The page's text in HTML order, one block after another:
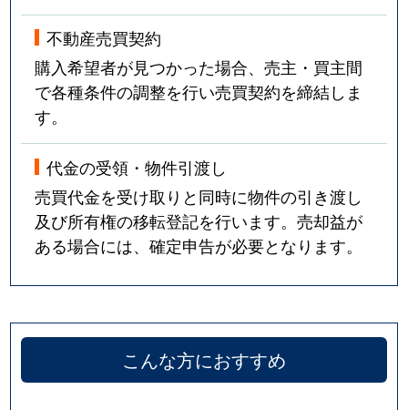
不動産売買契約
購入希望者が見つかった場合、売主・買主間
で各種条件の調整を行い売買契約を締結しま
す。
代金の受領・物件引渡し
売買代金を受け取りと同時に物件の引き渡し
及び所有権の移転登記を行います。売却益が
ある場合には、確定申告が必要となります。
こんな方におすすめ